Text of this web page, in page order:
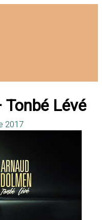
Lévé
2017